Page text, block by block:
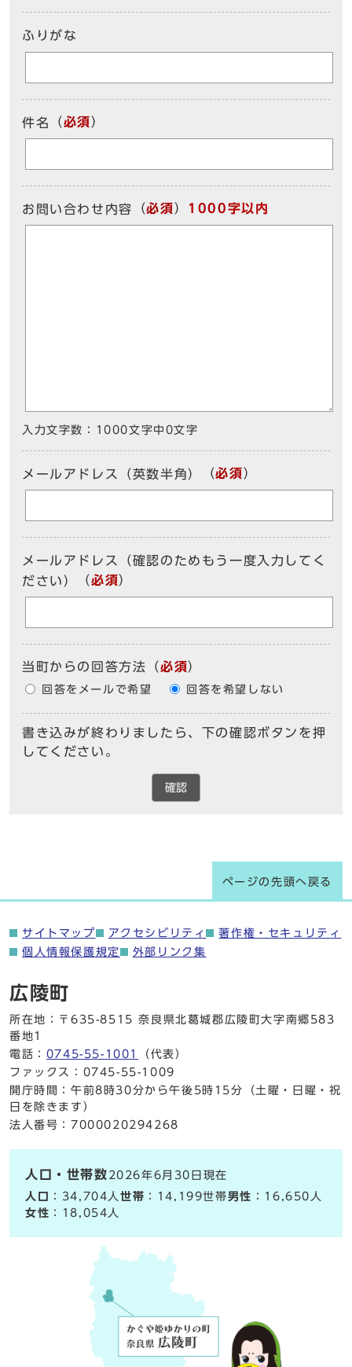
ふりがな
件名 （必須）
お問い合わせ内容 （必須） 1000字以内
入力文字数： 1000文字中 0文字
メールアドレス（英数半角） （必須）
メールアドレス（確認のためもう一度入力してく
ださい）
（必須）
当町からの回答方法 （必須）
回答をメールで希望 回答を希望しない
書き込みが終わりましたら、下の確認ボタンを押
してください。
確認
ページの先頭へ戻る
サイトマップ アクセシビリティ
著作権・セキュリティ
個人情報保護規定
外部リンク集
広陵町
所在地：〒635-8515 奈良県北葛城郡広陵町大字南郷583
番地1
電話： 0745-55-1001
（代表）
ファックス：0745-55-1009
開庁時間：午前8時30分から午後5時15分（土曜・日曜・祝
日を除きます）
法人番号：7000020294268
人口・世帯数 2026年6月30日現在
人口
：34,704人世帯 ：14,199世帯男性 ：16,650人
女性 ：18,054人